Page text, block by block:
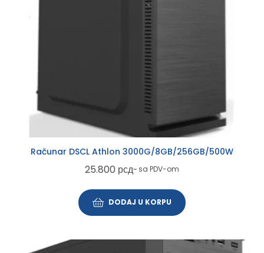
Računar DSCL Athlon 3000G/8GB/256GB/500W
25.800 рсд~ sa PDV-om
DODAJ U KORPU